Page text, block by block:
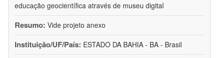
educação geocientífica através de museu digital
Resumo: Vide projeto anexo
Instituição/UF/País: ESTADO DA BAHIA - BA - Brasil